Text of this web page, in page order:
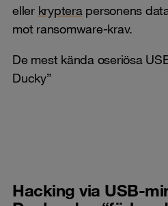
eller kryptera personens
mot ransomware-krav.
De mest kända oseriösa
Ducky”
Hacking via USB-